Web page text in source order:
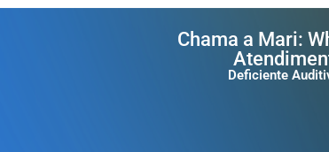
Chama a Mari:
Deficiente